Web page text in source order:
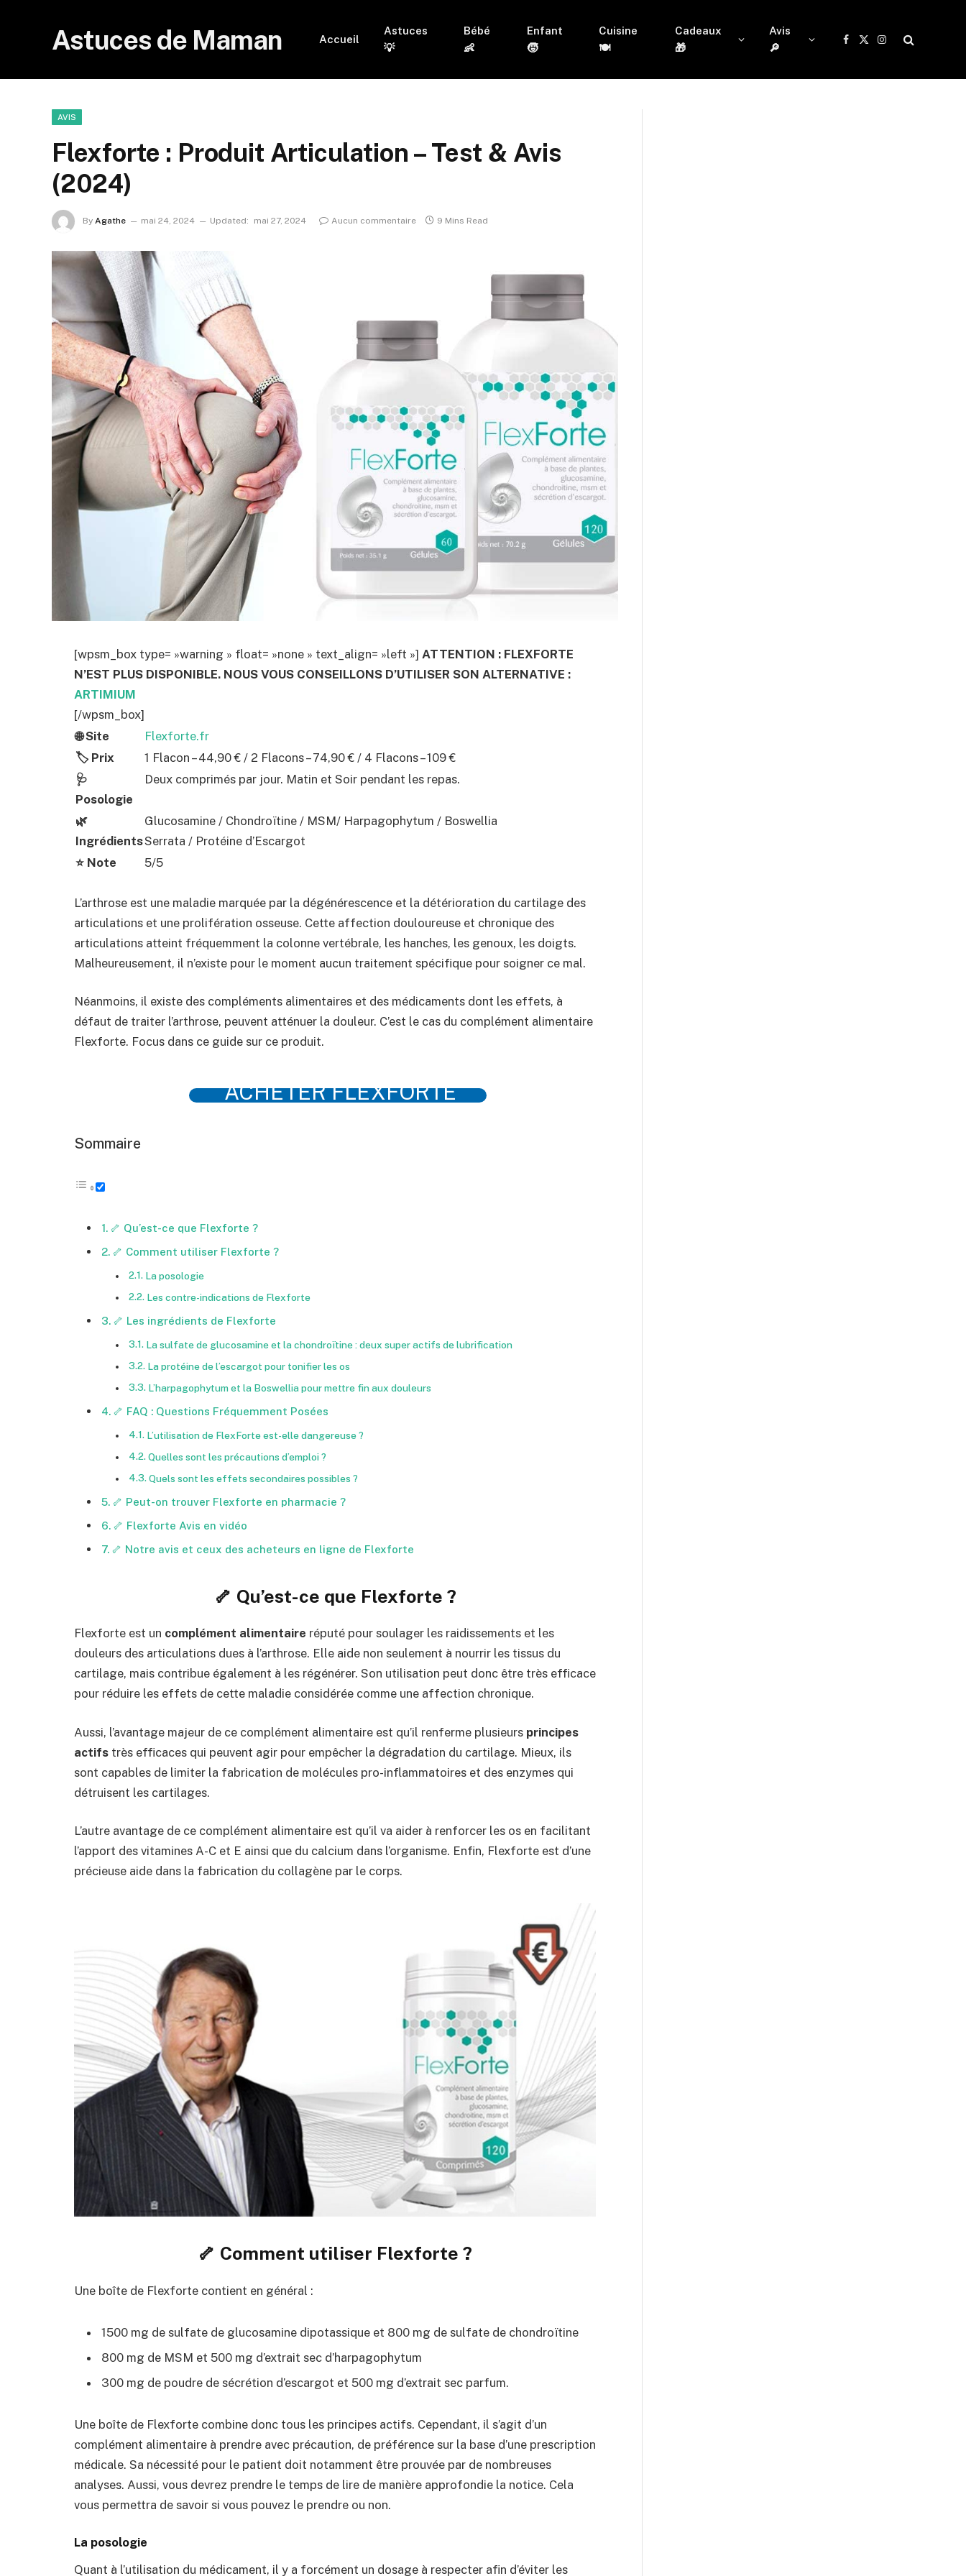
Astuces de Maman Accueil
Astuces
💡
Bébé
👶
Enfant
🧒
Cuisine
🍽
Cadeaux
🎁
Avis
🔎
Facebook
X
Instagram
AVIS
Flexforte : Produit Articulation – Test & Avis
(2024)
By Agathe mai 24, 2024 Updated: mai 27, 2024 Aucun commentaire 9 Mins Read
[wpsm_box type= »warning » float= »none » text_align= »left »] ATTENTION : FLEXFORTE
N’EST PLUS DISPONIBLE. NOUS VOUS CONSEILLONS D’UTILISER SON ALTERNATIVE :
ARTIMIUM
[/wpsm_box]
🌐 Site
Flexforte.fr
🏷️ Prix
1 Flacon – 44,90 € / 2 Flacons – 74,90 € / 4 Flacons – 109 €
🩺
Posologie
Deux comprimés par jour. Matin et Soir pendant les repas.
🌿
Ingrédients
Glucosamine / Chondroïtine / MSM/ Harpagophytum / Boswellia
Serrata / Protéine d’Escargot
⭐ Note
5/5
L’arthrose est une maladie marquée par la dégénérescence et la détérioration du cartilage des
articulations et une prolifération osseuse. Cette affection douloureuse et chronique des
articulations atteint fréquemment la colonne vertébrale, les hanches, les genoux, les doigts.
Malheureusement, il n’existe pour le moment aucun traitement spécifique pour soigner ce mal.
Néanmoins, il existe des compléments alimentaires et des médicaments dont les effets, à
défaut de traiter l’arthrose, peuvent atténuer la douleur. C’est le cas du complément alimentaire
Flexforte. Focus dans ce guide sur ce produit.
ACHETER FLEXFORTE
Sommaire
🦴 Qu’est-ce que Flexforte ?
🦴 Comment utiliser Flexforte ?
La posologie
Les contre-indications de Flexforte
🦴 Les ingrédients de Flexforte
La sulfate de glucosamine et la chondroïtine : deux super actifs de lubrification
La protéine de l’escargot pour tonifier les os
L’harpagophytum et la Boswellia pour mettre fin aux douleurs
🦴 FAQ : Questions Fréquemment Posées
L’utilisation de FlexForte est-elle dangereuse ?
Quelles sont les précautions d’emploi ?
Quels sont les effets secondaires possibles ?
🦴 Peut-on trouver Flexforte en pharmacie ?
🦴 Flexforte Avis en vidéo
🦴 Notre avis et ceux des acheteurs en ligne de Flexforte
🦴 Qu’est-ce que Flexforte ?
Flexforte est un complément alimentaire réputé pour soulager les raidissements et les
douleurs des articulations dues à l’arthrose. Elle aide non seulement à nourrir les tissus du
cartilage, mais contribue également à les régénérer. Son utilisation peut donc être très efficace
pour réduire les effets de cette maladie considérée comme une affection chronique.
Aussi, l’avantage majeur de ce complément alimentaire est qu’il renferme plusieurs principes
actifs très efficaces qui peuvent agir pour empêcher la dégradation du cartilage. Mieux, ils
sont capables de limiter la fabrication de molécules pro-inflammatoires et des enzymes qui
détruisent les cartilages.
L’autre avantage de ce complément alimentaire est qu’il va aider à renforcer les os en facilitant
l’apport des vitamines A-C et E ainsi que du calcium dans l’organisme. Enfin, Flexforte est d’une
précieuse aide dans la fabrication du collagène par le corps.
🦴 Comment utiliser Flexforte ?
Une boîte de Flexforte contient en général :
1500 mg de sulfate de glucosamine dipotassique et 800 mg de sulfate de chondroïtine
800 mg de MSM et 500 mg d’extrait sec d’harpagophytum
300 mg de poudre de sécrétion d’escargot et 500 mg d’extrait sec parfum.
Une boîte de Flexforte combine donc tous les principes actifs. Cependant, il s’agit d’un
complément alimentaire à prendre avec précaution, de préférence sur la base d’une prescription
médicale. Sa nécessité pour le patient doit notamment être prouvée par de nombreuses
analyses. Aussi, vous devrez prendre le temps de lire de manière approfondie la notice. Cela
vous permettra de savoir si vous pouvez le prendre ou non.
La posologie
Quant à l’utilisation du médicament, il y a forcément un dosage à respecter afin d’éviter les